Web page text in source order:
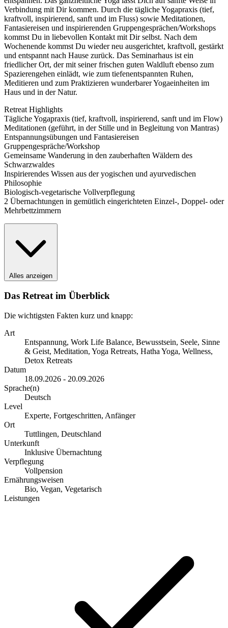
Verbindung mit Dir kommen. Durch die tägliche Yogapraxis (tief,
kraftvoll, inspirierend, sanft und im Fluss) sowie Meditationen,
Fantasiereisen und inspirierenden Gruppengesprächen/Workshops
kommst Du in liebevollen Kontakt mit Dir selbst. Nach dem
Wochenende kommst Du wieder neu ausgerichtet, kraftvoll, gestärkt
und entspannt nach Hause zurück. Das Seminarhaus ist ein
friedlicher Ort, der mit seiner frischen guten Waldluft ebenso zum
Spazierengehen einlädt, wie zum tiefenentspannten Ruhen,
Meditieren und zum Praktizieren wunderbarer Yogaeinheiten im
Haus und in der Natur.
Retreat Highlights
Tägliche Yogapraxis (tief, kraftvoll, inspirierend, sanft und im Flow)
Meditationen (geführt, in der Stille und in Begleitung von Mantras)
Entspannungsübungen und Fantasiereisen
Gruppengespräche/Workshop
Gemeinsame Wanderung in den zauberhaften Wäldern des
Schwarzwaldes
Inspirierendes Wissen aus der yogischen und ayurvedischen
Philosophie
Biologisch-vegetarische Vollverpflegung
2 Übernachtungen in gemütlich eingerichteten Einzel-, Doppel- oder
Mehrbettzimmern
Alles anzeigen
Das Retreat im Überblick
Die wichtigsten Fakten kurz und knapp:
Art
Entspannung, Work Life Balance, Bewusstsein, Seele, Sinne
& Geist, Meditation, Yoga Retreats, Hatha Yoga, Wellness,
Detox Retreats
Datum
18.09.2026 - 20.09.2026
Sprache(n)
Deutsch
Level
Experte, Fortgeschritten, Anfänger
Ort
Tuttlingen, Deutschland
Unterkunft
Inklusive Übernachtung
Verpflegung
Vollpension
Ernährungsweisen
Bio, Vegan, Vegetarisch
Leistungen